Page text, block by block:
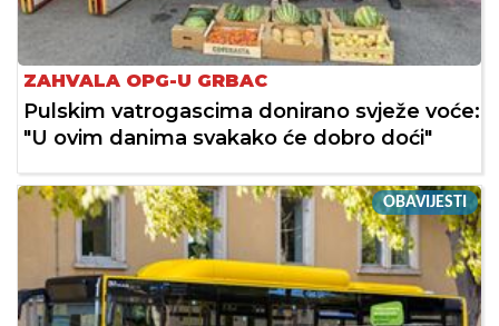
ZAHVALA OPG-U GRBAC
Pulskim vatrogascima donirano svježe voće:
"U ovim danima svakako će dobro doći"
OBAVIJESTI